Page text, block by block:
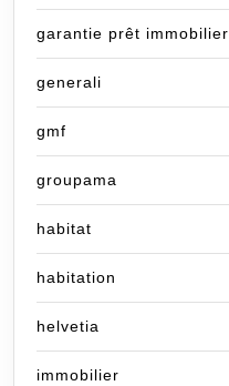
garantie prêt immobilier
generali
gmf
groupama
habitat
habitation
helvetia
immobilier